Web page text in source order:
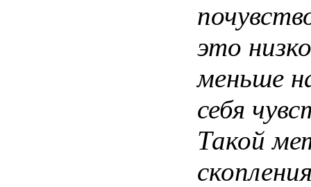
это
меньше
себя
Такой